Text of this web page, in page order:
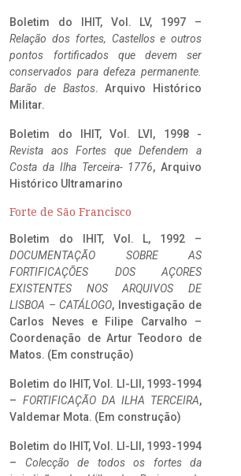
Boletim do IHIT, Vol. LV, 1997 –
Relação dos fortes, Castellos e outros
pontos fortificados que devem ser
conservados para defeza permanente.
Barão de Bastos. Arquivo Histórico
Militar.
Boletim do IHIT, Vol. LVI, 1998 -
Revista aos Fortes que Defendem a
Costa da Ilha Terceira- 1776, Arquivo
Histórico Ultramarino
Forte de São Francisco
Boletim do IHIT, Vol. L, 1992 –
DOCUMENTAÇÃO SOBRE AS
FORTIFICAÇÕES DOS AÇORES
EXISTENTES NOS ARQUIVOS DE
LISBOA – CATÁLOGO, Investigação de
Carlos Neves e Filipe Carvalho –
Coordenação de Artur Teodoro de
Matos. (Em construção)
Boletim do IHIT, Vol. LI-LII, 1993-1994
– FORTIFICAÇÃO DA ILHA TERCEIRA,
Valdemar Mota. (Em construção)
Boletim do IHIT, Vol. LI-LII, 1993-1994
– Colecção de todos os fortes da